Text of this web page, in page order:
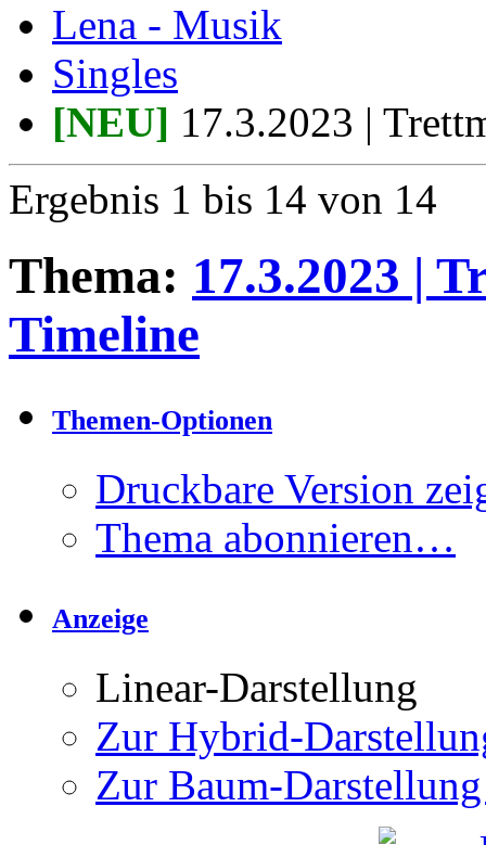
Lena - Musik
Singles
[NEU] 17.3.2023 |
Ergebnis 1 bis 14 von 14
Thema: 17.3.2023 |
Timeline
Themen-Optionen
Druckbare Version
Thema abonnieren…
Anzeige
Linear-Darstellung
Zur Hybrid-
Zur Baum-